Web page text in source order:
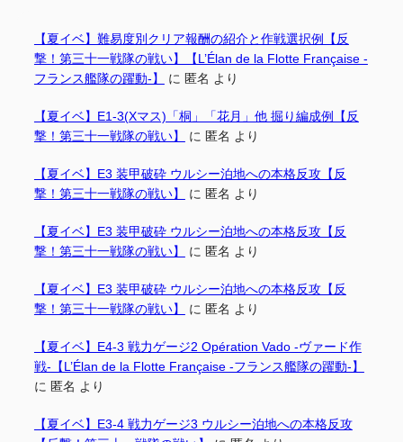
【夏イベ】難易度別クリア報酬の紹介と作戦選択例【反
撃！第三十一戦隊の戦い】【L’Élan de la Flotte Française -
フランス艦隊の躍動-】
に 匿名 より
【夏イベ】E1-3(Xマス)「桐」「花月」他 掘り編成例【反
撃！第三十一戦隊の戦い】
に 匿名 より
【夏イベ】E3 装甲破砕 ウルシー泊地への本格反攻【反
撃！第三十一戦隊の戦い】
に 匿名 より
【夏イベ】E3 装甲破砕 ウルシー泊地への本格反攻【反
撃！第三十一戦隊の戦い】
に 匿名 より
【夏イベ】E3 装甲破砕 ウルシー泊地への本格反攻【反
撃！第三十一戦隊の戦い】
に 匿名 より
【夏イベ】E4-3 戦力ゲージ2 Opération Vado -ヴァード作
戦-【L’Élan de la Flotte Française -フランス艦隊の躍動-】
に 匿名 より
【夏イベ】E3-4 戦力ゲージ3 ウルシー泊地への本格反攻